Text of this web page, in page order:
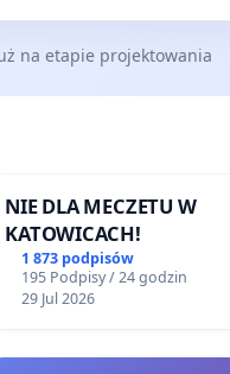
na etapie projektowania
NIE DLA MECZETU W
KATOWICACH!
1 873 podpisów
195 Podpisy / 24 godzin
29 Jul 2026